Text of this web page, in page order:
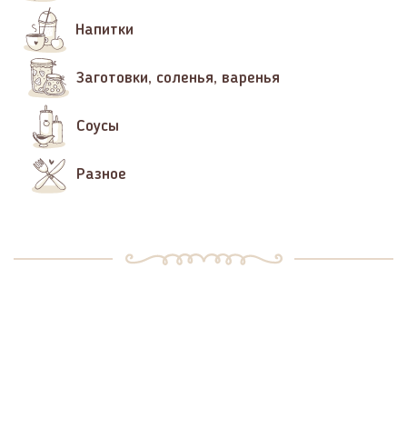
Напитки
Заготовки, соленья, варенья
Соусы
Разное